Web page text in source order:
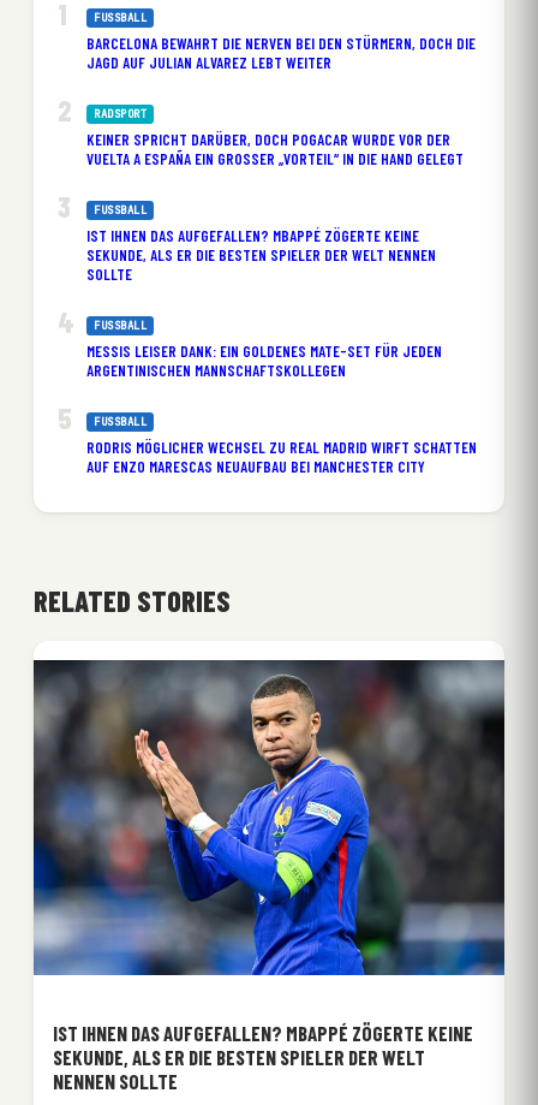
FUSSBALL
BARCELONA BEWAHRT DIE NERVEN BEI DEN STÜRMERN, DOCH DIE
JAGD AUF JULIAN ALVAREZ LEBT WEITER
RADSPORT
KEINER SPRICHT DARÜBER, DOCH POGACAR WURDE VOR DER
VUELTA A ESPAÑA EIN GROSSER „VORTEIL“ IN DIE HAND GELEGT
FUSSBALL
IST IHNEN DAS AUFGEFALLEN? MBAPPÉ ZÖGERTE KEINE
SEKUNDE, ALS ER DIE BESTEN SPIELER DER WELT NENNEN
SOLLTE
FUSSBALL
MESSIS LEISER DANK: EIN GOLDENES MATE-SET FÜR JEDEN
ARGENTINISCHEN MANNSCHAFTSKOLLEGEN
FUSSBALL
RODRIS MÖGLICHER WECHSEL ZU REAL MADRID WIRFT SCHATTEN
AUF ENZO MARESCAS NEUAUFBAU BEI MANCHESTER CITY
RELATED STORIES
IST IHNEN DAS AUFGEFALLEN? MBAPPÉ ZÖGERTE KEINE
SEKUNDE, ALS ER DIE BESTEN SPIELER DER WELT
NENNEN SOLLTE